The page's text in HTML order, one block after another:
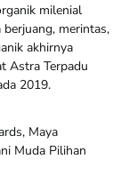
milenial
merintas,
akhirnya
Astra Terpadu
2019.
Maya
Muda Pilihan